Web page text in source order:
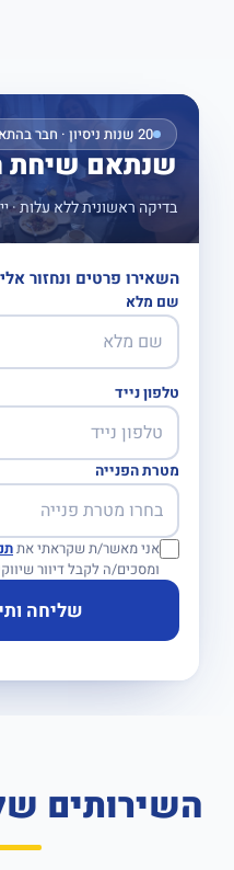
20 שנות ניסיון · חבר בהתאחדות
שנתאם שיחת
בדיקה ראשונית ללא עלות ·
השאירו פרטים ונחזור
שם מלא
טלפון נייד
מטרת הפנייה
אני מאשר/ת שקראתי את
ומסכים/ה לקבל דיוור
שליחה
השירותים